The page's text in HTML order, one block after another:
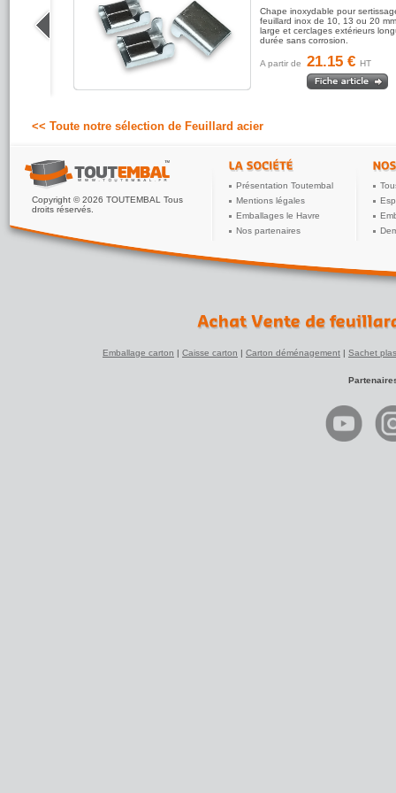
vertical
Chape inoxydable pour
feuillard inox de 10, 13 ou 20
large et cerclages extérieurs
durée sans corrosion.
A partir de 21.15 € HT
<< Toute notre sélection de Feuillard acier
Copyright © 2026 TOUTEMBAL Tous
droits réservés.
Présentation Toutembal
Mentions légales
Emballages le Havre
Nos partenaires
Emballage carton | Caisse carton | Carton déménagement | Sachet